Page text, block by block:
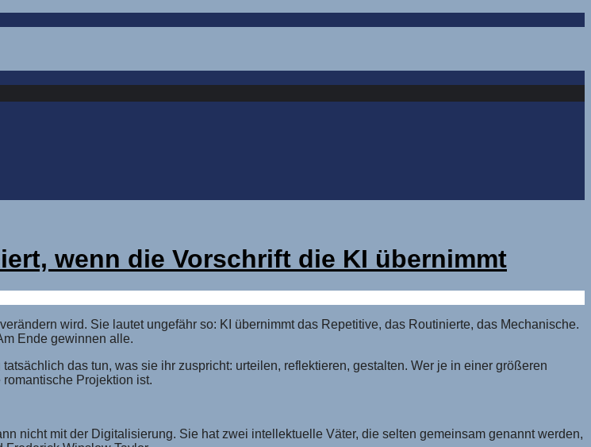
wenn die Vorschrift die KI übernimmt
wird. Sie lautet ungefähr so: KI übernimmt das Repetitive, das Routinierte, das Mechanische.
Ende gewinnen alle.
das tun, was sie ihr zuspricht: urteilen, reflektieren, gestalten. Wer je in einer größeren
Projektion ist.
nicht mit der Digitalisierung. Sie hat zwei intellektuelle Väter, die selten gemeinsam genannt werden,